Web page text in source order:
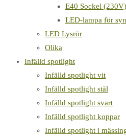
E40 Sockel (230V)
LED-lampa för
LED Lysrör
Olika
Infälld spotlight
Infälld spotlight vit
Infälld spotlight stål
Infälld spotlight svart
Infälld spotlight koppar
Infälld spotlight i